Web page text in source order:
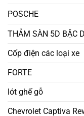
POSCHE
THẢM SÀN 5D BẬC
Cốp điện các loại xe
FORTE
lót ghế gỗ
Chevrolet Captiva